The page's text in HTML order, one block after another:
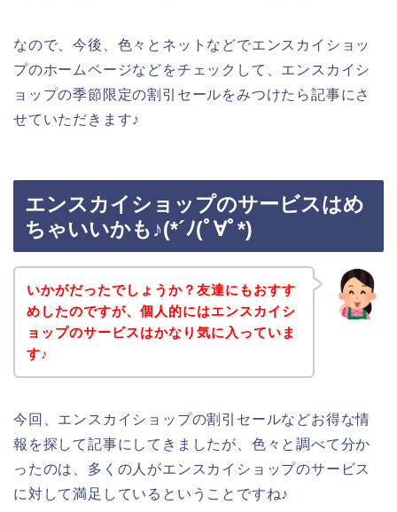
なので、今後、色々とネットなどでエンスカイショッ
プのホームページなどをチェックして、エンスカイシ
ョップの季節限定の割引セールをみつけたら記事にさ
せていただきます♪
エンスカイショップのサービスはめ
ちゃいいかも♪(*´ﾉ(ﾟ∀ﾟ*)
いかがだったでしょうか？友達にもおすす
めしたのですが、個人的にはエンスカイシ
ョップのサービスはかなり気に入っていま
す♪
今回、エンスカイショップの割引セールなどお得な情
報を探して記事にしてきましたが、色々と調べて分か
ったのは、多くの人がエンスカイショップのサービス
に対して満足しているということですね♪